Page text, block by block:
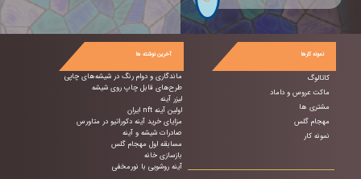
آخرین نوشته ها
ماندگاری و دوام رنگ در شیشه‌های چاپی
طرح‌های قابل چاپ روی شیشه
لیزر آینه
اولین آینه nft ایران
مزایای خرید آینه دکوراتیو در متاورس
صادرات شیشه و آینه
مسابقه اول مهجام گلس
بازسازی خانه
آینه روشویی با نورمخفی
نمونه کارها
کاتالوگ
ماکت عروس و داماد
مشتری ها
مهجام گلس
نمونه کار